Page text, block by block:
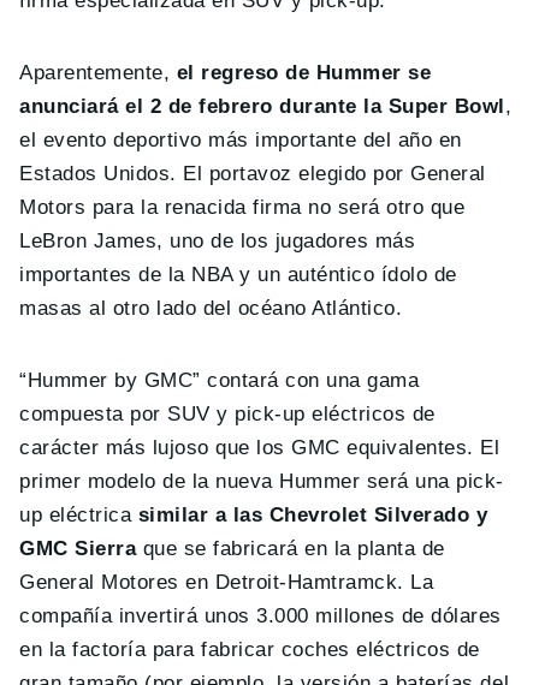
Aparentemente, el regreso de Hummer se
anunciará el 2 de febrero durante la Super Bowl,
el evento deportivo más importante del año en
Estados Unidos. El portavoz elegido por General
Motors para la renacida firma no será otro que
LeBron James, uno de los jugadores más
importantes de la NBA y un auténtico ídolo de
masas al otro lado del océano Atlántico.
“Hummer by GMC” contará con una gama
compuesta por SUV y pick-up eléctricos de
carácter más lujoso que los GMC equivalentes. El
primer modelo de la nueva Hummer será una pick-
up eléctrica similar a las Chevrolet Silverado y
GMC Sierraque se fabricará en la planta de
General Motores en Detroit-Hamtramck. La
compañía invertirá unos 3.000 millones de dólares
en la factoría para fabricar coches eléctricos de